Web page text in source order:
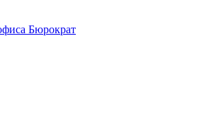
Бюрократ